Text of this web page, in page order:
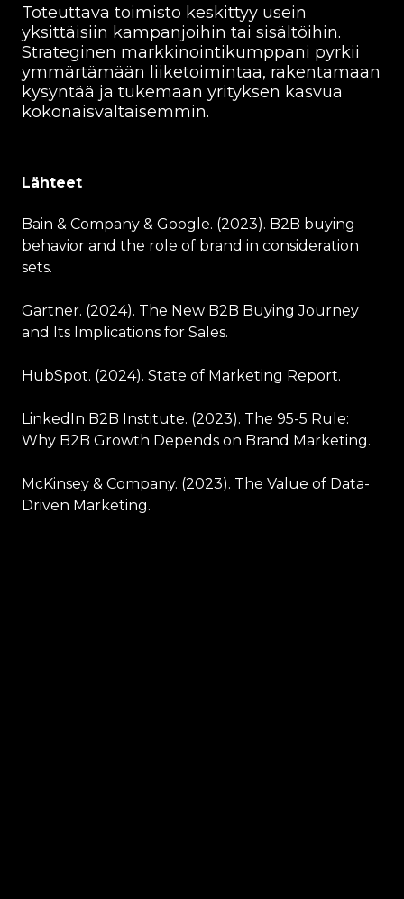
Toteuttava toimisto keskittyy usein
yksittäisiin kampanjoihin tai sisältöihin.
Strateginen markkinointikumppani pyrkii
ymmärtämään liiketoimintaa, rakentamaan
kysyntää ja tukemaan yrityksen kasvua
kokonaisvaltaisemmin.
Lähteet
Bain & Company & Google. (2023). B2B buying
behavior and the role of brand in consideration
sets.
Gartner. (2024). The New B2B Buying Journey
and Its Implications for Sales.
HubSpot. (2024). State of Marketing Report.
LinkedIn B2B Institute. (2023). The 95-5 Rule:
Why B2B Growth Depends on Brand Marketing.
McKinsey & Company. (2023). The Value of Data-
Driven Marketing.